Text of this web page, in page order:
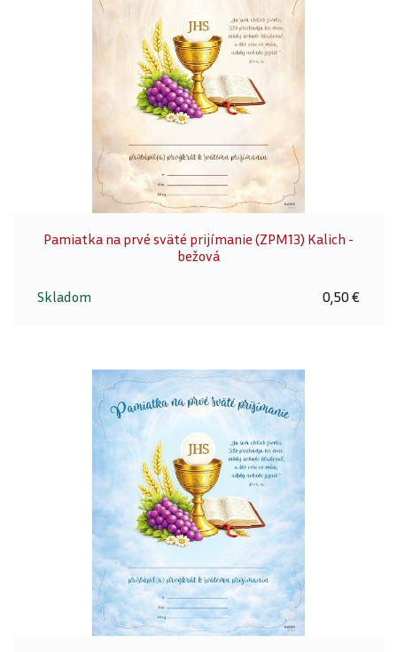
Pamiatka na prvé sväté prijímanie (ZPM13) Kalich -
bežová
Skladom 0,50 €